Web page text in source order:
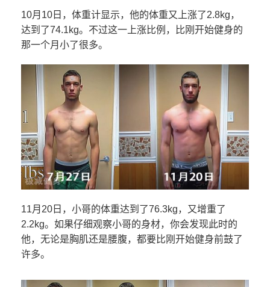
10月10日，体重计显示，他的体重又上涨了2.8kg，
达到了74.1kg。不过这一上涨比例，比刚开始健身的
那一个月小了很多。
11月20日，小哥的体重达到了76.3kg，又增重了
2.2kg。如果仔细观察小哥的身材，你会发现此时的
他，无论是胸肌还是腰腹，都要比刚开始健身前鼓了
许多。